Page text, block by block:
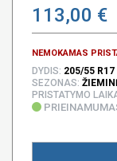
113,00 €
NEMOKAMAS
DYDIS: 205/55 R17
SEZONAS:
PRISTATYMO